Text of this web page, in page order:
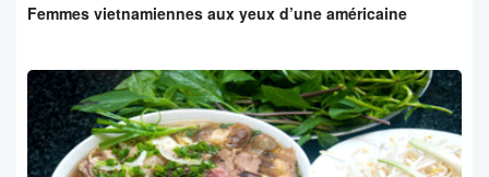
Femmes vietnamiennes aux yeux d’une américaine